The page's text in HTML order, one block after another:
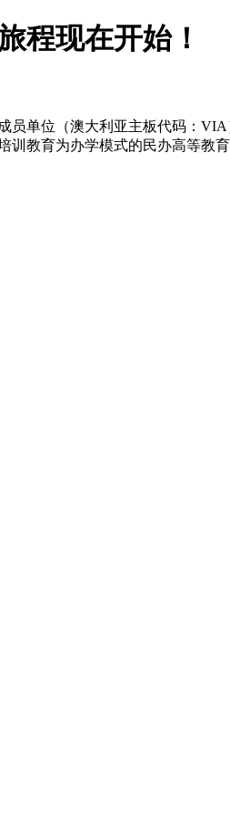
程现在开始！
员单位（澳大利亚主板代码：
训教育为办学模式的民办高等教